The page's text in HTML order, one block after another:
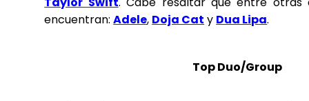
encuentran:Adele, Doja Cat y Dua Lipa.
Top Duo/Group